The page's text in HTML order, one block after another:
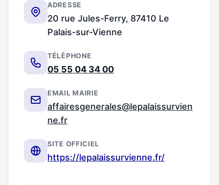
ADRESSE
20 rue Jules-Ferry, 87410 Le
Palais-sur-Vienne
TÉLÉPHONE
05 55 04 34 00
EMAIL MAIRIE
affairesgenerales@lepalaissurvien
ne.fr
SITE OFFICIEL
https://lepalaissurvienne.fr/